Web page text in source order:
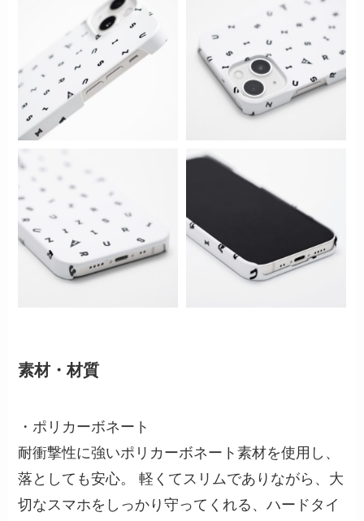
素材・材質
・ポリカーボネート
耐衝撃性に強いポリカーボネート素材を使用し、
落としても安心。 軽くてスリムでありながら、大
切なスマホをしっかり守ってくれる、ハードタイ